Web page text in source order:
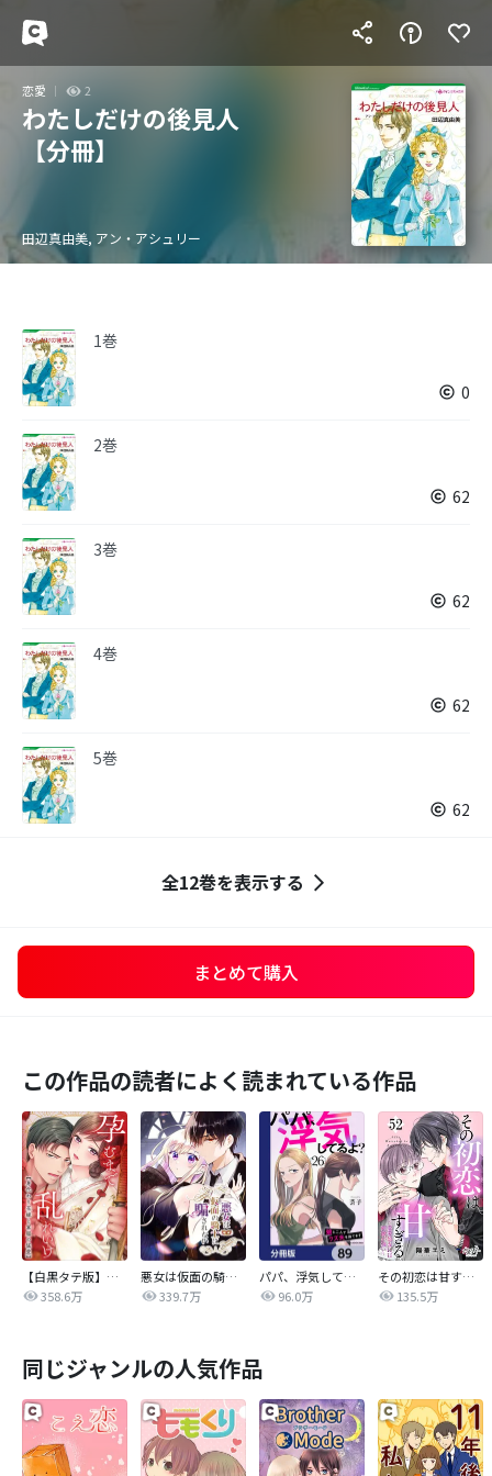
恋愛 2
わたしだけの後見人
【分冊】
田辺真由美, アン・アシュリー
1巻
0
2巻
62
3巻
62
4巻
62
5巻
62
全12巻を表示する
まとめて購入
この作品の読者によく読まれている作品
【白黒タテ版】孕むまで乱れいけ～身代わり花嫁と軍服の猛愛
358.6万
悪女は仮面の騎士に騙されない
339.7万
パパ、浮気してるよ？娘と二人でクズ夫を捨てます【分冊版】
96.0万
その初恋は甘すぎる～恋愛処女には刺激が強い～
135.5万
同じジャンルの人気作品